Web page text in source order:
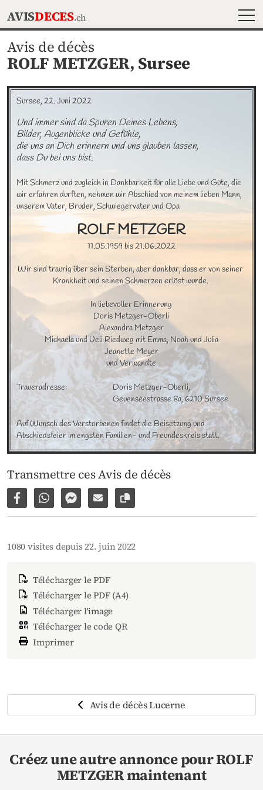
AVISDECES.ch
Avis de décès
ROLF METZGER, Sursee
Sursee, 22. Juni 2022
Und immer sind da Spuren Deines Lebens,
Bilder, Augenblicke und Gefühle,
die uns an Dich erinnern und uns glauben lassen,
dass Du bei uns bist.
Mit Schmerz und zugleich in Dankbarkeit für alle Liebe und Güte, die
wir erfahren durften, nehmen wir Abschied von meinem lieben Mann,
unserem Vater, Bruder, Schwiegervater und Opa
ROLFMETZGER
11.05.1959bis21.06.2022
Wir sind traurig über sein Sterben, aber dankbar, dass er von seiner
Krankheit und seinen Schmerzen erlöst wurde.
In liebevoller Erinnerung
Doris Metzger-Oberli
Alexandra Metzger
Michaela und Ueli Riedweg mit Emma, Noah und Julia
Jeanette Meyer
und Verwandte
Traueradresse:
Doris Metzger-Oberli,
Geuenseestrasse 8a, 6210 Sursee
Auf Wunsch des Verstorbenen findet die Beisetzung und
Abschiedsfeier im engsten Familien- und Freundeskreis statt.
Transmettre ces Avis de décès
Partager sur Facebook
Partager par WhatsApp
Partager par Facebook Messenger
Partager par e-mail
Copier le lien vers la page
1080 visites depuis 22. juin 2022
Télécharger le PDF
Télécharger le PDF (A4)
Télécharger l'image
Télécharger le code QR
Imprimer
Avis de décès Lucerne
Créez une autre annonce pour ROLF
METZGER maintenant